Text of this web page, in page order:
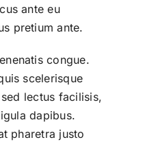
ante eu
pretium ante.
congue.
scelerisque
lectus facilisis,
dapibus.
pharetra justo